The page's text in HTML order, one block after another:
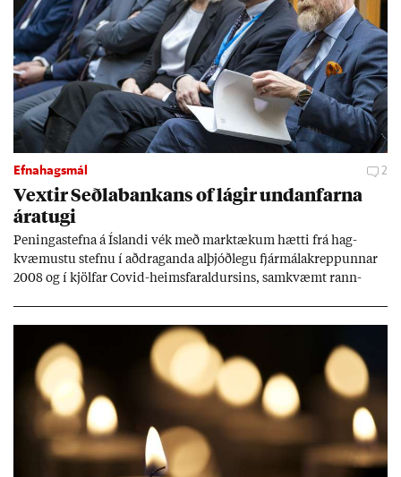
Efnahagsmál 2
Vext­ir Seðla­bank­ans of lág­ir und­an­farna
ára­tugi
Pen­inga­stefna á Ís­landi vék með mark­tæk­um hætti frá hag­
kvæm­ustu stefnu í að­drag­anda al­þjóð­legu fjár­málakrepp­unn­ar
2008 og í kjöl­far Covid-heims­far­ald­urs­ins, sam­kvæmt rann­